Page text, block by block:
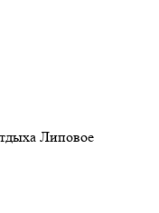
Липовое